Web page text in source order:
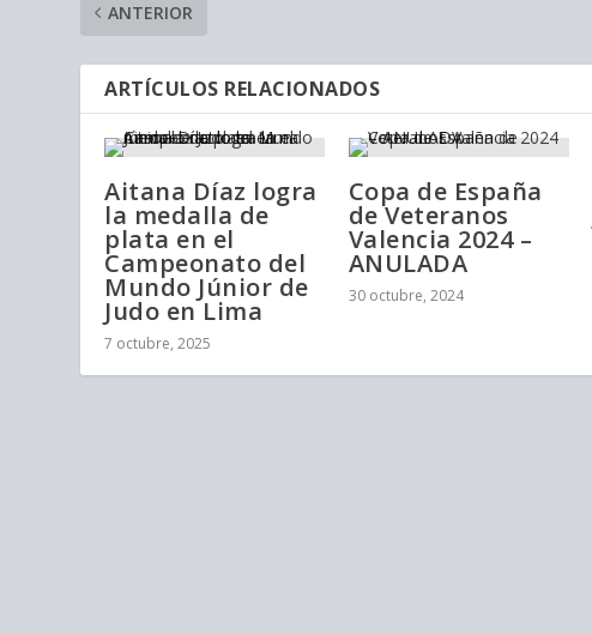
ANTERIOR
ARTÍCULOS RELACIONADOS
Aitana Díaz logra
la medalla de
plata en el
Campeonato del
Mundo Júnior de
Judo en Lima
7 octubre, 2025
Copa de España
de Veteranos
Valencia 2024 –
ANULADA
30 octubre, 2024